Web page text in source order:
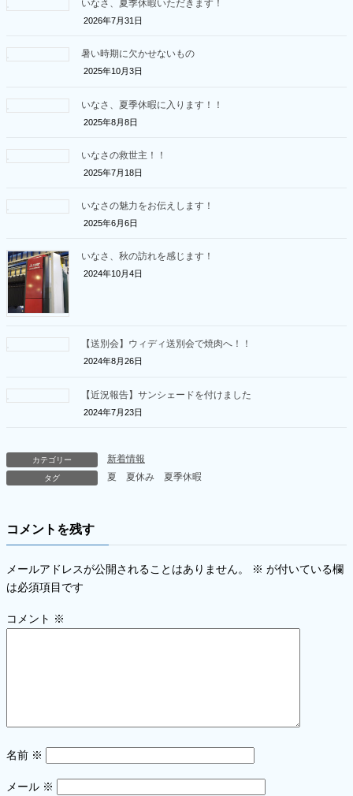
いなさ、夏季休暇いただきます！
2026年7月31日
暑い時期に欠かせないもの
2025年10月3日
いなさ、夏季休暇に入ります！！
2025年8月8日
いなさの救世主！！
2025年7月18日
いなさの魅力をお伝えします！
2025年6月6日
いなさ、秋の訪れを感じます！
2024年10月4日
【送別会】ウィディ送別会で焼肉へ！！
2024年8月26日
【近況報告】サンシェードを付けました
2024年7月23日
カテゴリー 新着情報
タグ 夏 夏休み 夏季休暇
コメントを残す
メールアドレスが公開されることはありません。 ※ が付いている欄
は必須項目です
コメント ※
名前 ※
メール ※